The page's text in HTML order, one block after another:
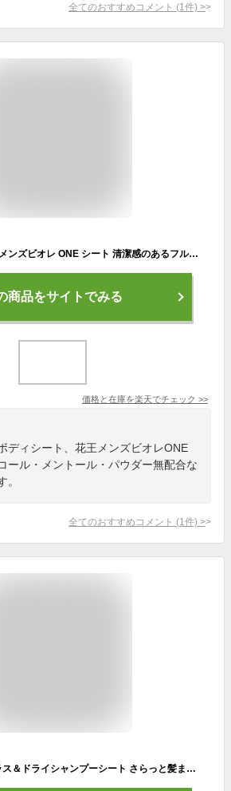
全てのおすすめコメント (1 件) >
《セット販売》 花王 メンズビオレ ONE シート 清潔感のあるフルーティーサボンの香り (15枚)×12個セット メンズビオレ ワン 髪顔体 【送料無料】 【smtb-s】
商品をサイトでみる
価格と在庫を楽天でチェック >>
ディシート、花王メンズビオレONE
ール・メントール・パウダー無配合な
。
全てのおすすめコメント (1 件) >
Merit メリットデイプラス＆ドライシャンプーシート さらっと髪まとまるタイプ 12枚入り